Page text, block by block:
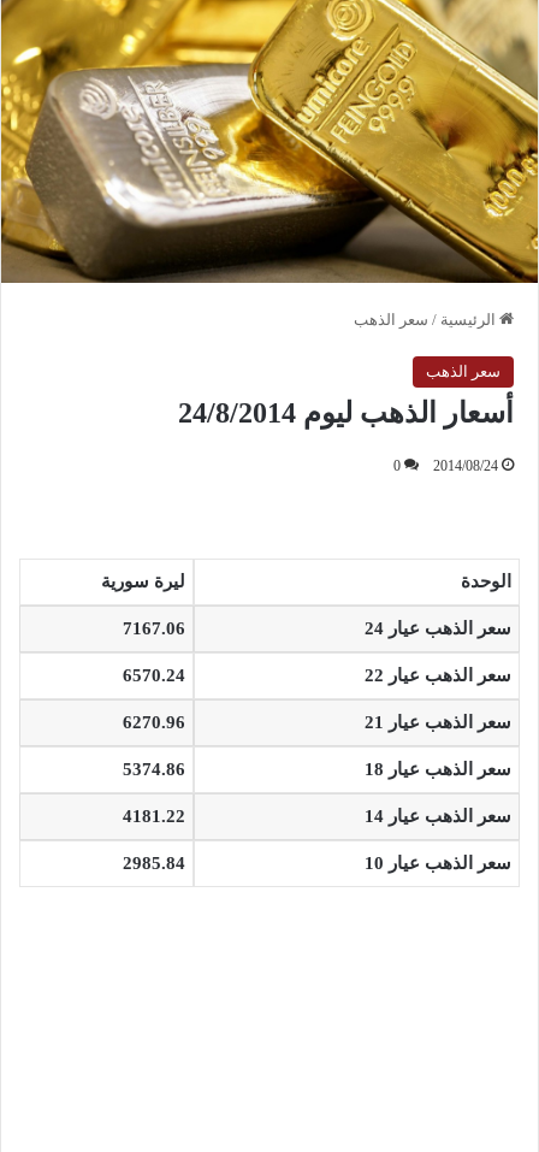
الرئيسية / سعر الذهب
سعر الذهب
أسعار الذهب ليوم 24/8/2014
2014/08/24
0
الوحدة ليرة سورية
سعر الذهب عيار 24 7167.06
سعر الذهب عيار 22 6570.24
سعر الذهب عيار 21 6270.96
سعر الذهب عيار 18 5374.86
سعر الذهب عيار 14 4181.22
سعر الذهب عيار 10 2985.84